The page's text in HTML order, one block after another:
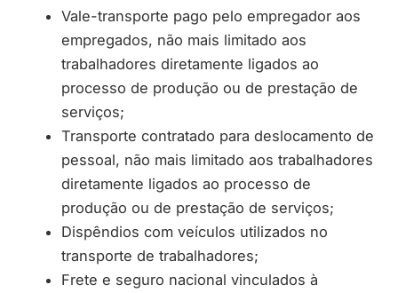
Vale-transporte pago pelo empregador aos
empregados, não mais limitado aos
trabalhadores diretamente ligados ao
processo de produção ou de prestação de
serviços;
Transporte contratado para deslocamento de
pessoal, não mais limitado aos trabalhadores
diretamente ligados ao processo de
produção ou de prestação de serviços;
Dispêndios com veículos utilizados no
transporte de trabalhadores;
Frete e seguro nacional vinculados à